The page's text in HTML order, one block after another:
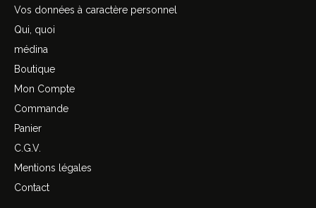
Vos données à caractère personnel
Qui, quoi
médina
Boutique
Mon Compte
Commande
Panier
C.G.V.
Mentions légales
Contact